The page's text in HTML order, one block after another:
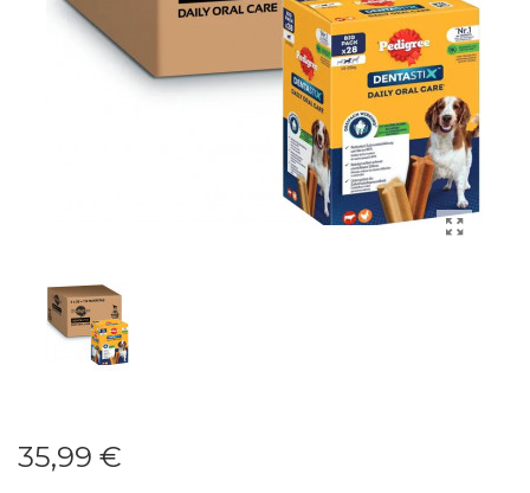
35,99 €